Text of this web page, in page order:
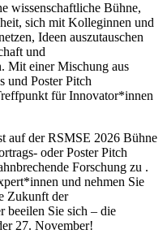
wissenschaftliche Bühne,
sich mit Kolleginnen und
Ideen auszutauschen
und
Mit einer Mischung aus
und Poster Pitch
für Innovator*innen
auf der RSMSE 2026 Bühne
oder Poster Pitch
Forschung zu .
und nehmen Sie
Zukunft der
beeilen Sie sich – die
27. November!